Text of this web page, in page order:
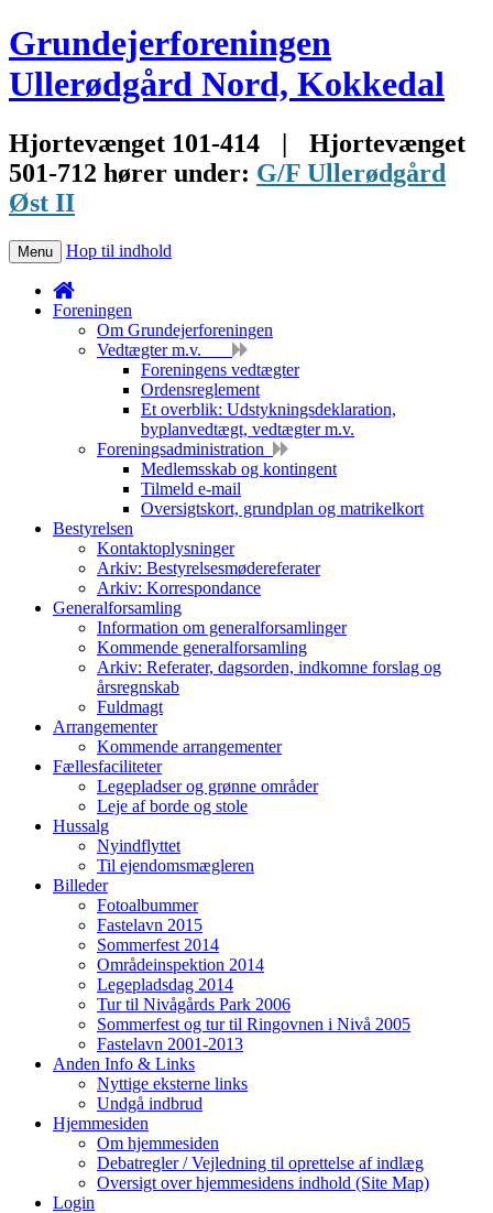
Grundejerforeningen
Ullerødgård Nord, Kokkedal
Hjortevænget 101-414 |
Hjortevænget
501-712 hører under: G/F Ullerødgård
Øst II
Menu Hop til indhold
Foreningen
Om Grundejerforeningen
Vedtægter m.v.
Foreningens vedtægter
Ordensreglement
Et overblik: Udstykningsdeklaration,
byplanvedtægt, vedtægter m.v.
Foreningsadministration
Medlemsskab og kontingent
Tilmeld e-mail
Oversigtskort, grundplan og matrikelkort
Bestyrelsen
Kontaktoplysninger
Arkiv: Bestyrelsesmødereferater
Arkiv: Korrespondance
Generalforsamling
Information om generalforsamlinger
Kommende generalforsamling
Arkiv: Referater, dagsorden, indkomne forslag og
årsregnskab
Fuldmagt
Arrangementer
Kommende arrangementer
Fællesfaciliteter
Legepladser og grønne områder
Leje af borde og stole
Hussalg
Nyindflyttet
Til ejendomsmægleren
Billeder
Fotoalbummer
Fastelavn 2015
Sommerfest 2014
Områdeinspektion 2014
Legepladsdag 2014
Tur til Nivågårds Park 2006
Sommerfest og tur til Ringovnen i Nivå 2005
Fastelavn 2001-2013
Anden Info & Links
Nyttige eksterne links
Undgå indbrud
Hjemmesiden
Om hjemmesiden
Debatregler / Vejledning til oprettelse af indlæg
Oversigt over hjemmesidens indhold (Site Map)
Login